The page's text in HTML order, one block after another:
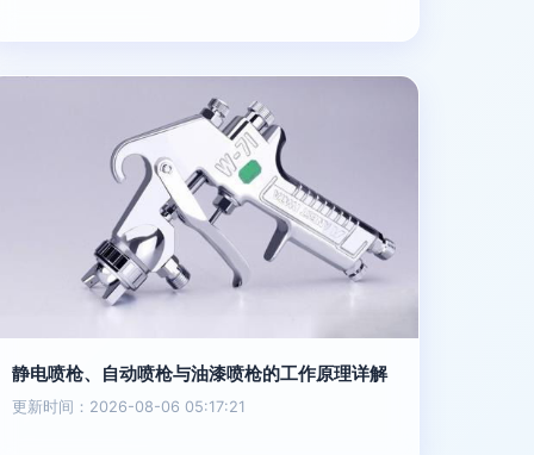
静电喷枪、自动喷枪与油漆喷枪的工作原理详解
更新时间：2026-08-06 05:17:21